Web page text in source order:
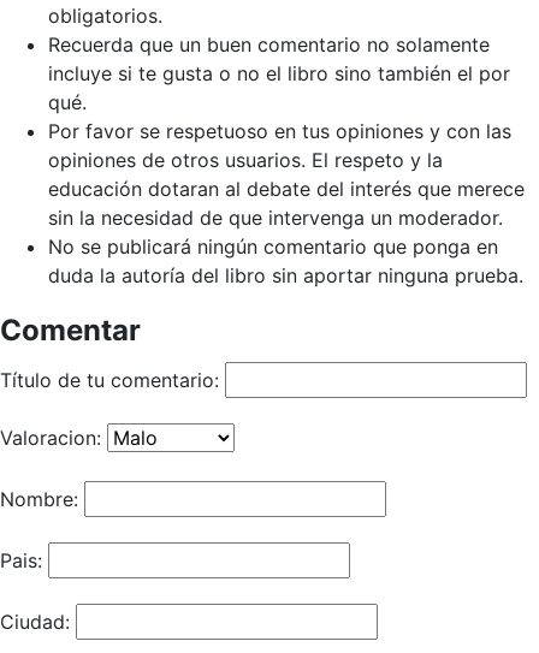
obligatorios.
Recuerda que un buen comentario no solamente
incluye si te gusta o no el libro sino también el por
qué.
Por favor se respetuoso en tus opiniones y con las
opiniones de otros usuarios. El respeto y la
educación dotaran al debate del interés que merece
sin la necesidad de que intervenga un moderador.
No se publicará ningún comentario que ponga en
duda la autoría del libro sin aportar ninguna prueba.
Comentar
Título de tu comentario:
Valoracion:
Nombre:
Pais:
Ciudad: